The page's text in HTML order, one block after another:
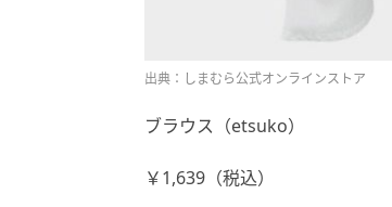
出典：しまむら公式オンラインストア
ブラウス（etsuko）
￥1,639（税込）